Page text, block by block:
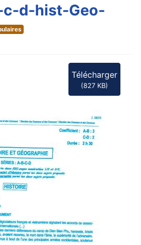
d-hist-Geo-
Télécharger
(827 KB)